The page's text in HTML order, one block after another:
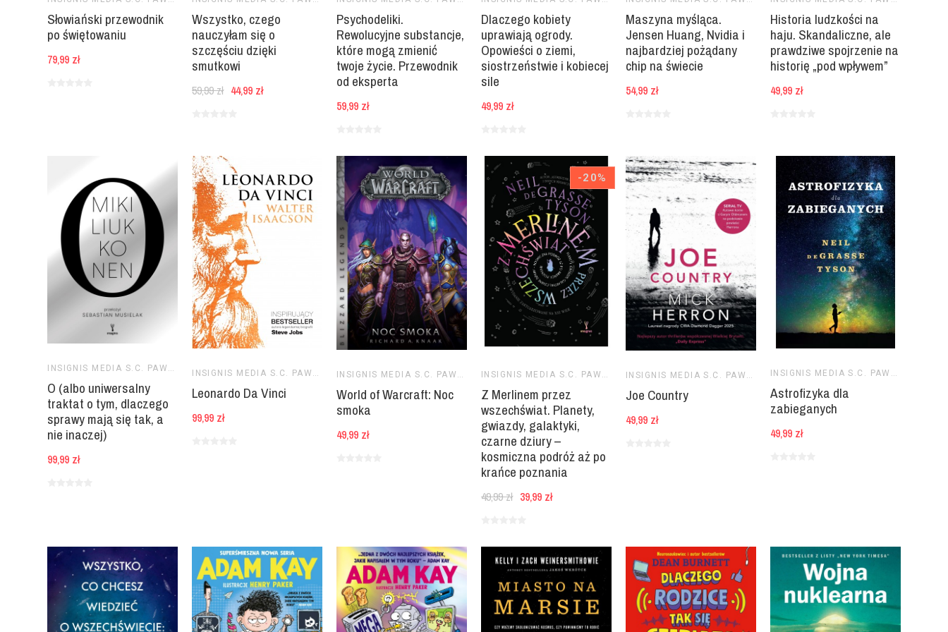
Słowiański przewodnik
po świętowaniu
79,99 zł
Wszystko, czego
nauczyłam się o
szczęściu dzięki
smutkowi
59,99 zł 44,99 zł
Psychodeliki.
Rewolucyjne substancje,
które mogą zmienić
twoje życie. Przewodnik
od eksperta
59,99 zł
Dlaczego kobiety
uprawiają ogrody.
Opowieści o ziemi,
siostrzeństwie i kobiecej
sile
49,99 zł
Maszyna myśląca.
Jensen Huang, Nvidia i
najbardziej pożądany
chip na świecie
54,99 zł
Historia ludzkości na
haju. Skandaliczne, ale
prawdziwe spojrzenie na
historię „pod wpływem”
49,99 zł
INSIGNIS MEDIA S.C. PAWEŁ BRZOZOWSKI TOMASZ BRZOZOWSKI
O (albo uniwersalny
traktat o tym, dlaczego
sprawy mają się tak, a
nie inaczej)
99,99 zł
INSIGNIS MEDIA S.C. PAWEŁ BRZOZOWSKI TOMASZ BRZOZOWSKI
Leonardo Da Vinci
99,99 zł
INSIGNIS MEDIA S.C. PAWEŁ BRZOZOWSKI TOMASZ BRZOZOWSKI
World of Warcraft: Noc
smoka
49,99 zł
INSIGNIS MEDIA S.C. PAWEŁ BRZOZOWSKI TOMASZ BRZOZOWSKI
Z Merlinem przez
wszechświat. Planety,
gwiazdy, galaktyki,
czarne dziury –
kosmiczna podróż aż po
krańce poznania
49,99 zł 39,99 zł
-20%
INSIGNIS MEDIA S.C. PAWEŁ BRZOZOWSKI TOMASZ BRZOZOWSKI
Joe Country
49,99 zł
INSIGNIS MEDIA S.C. PAWEŁ BRZOZOWSKI TOMASZ BRZOZOWSKI
Astrofizyka dla
zabieganych
49,99 zł